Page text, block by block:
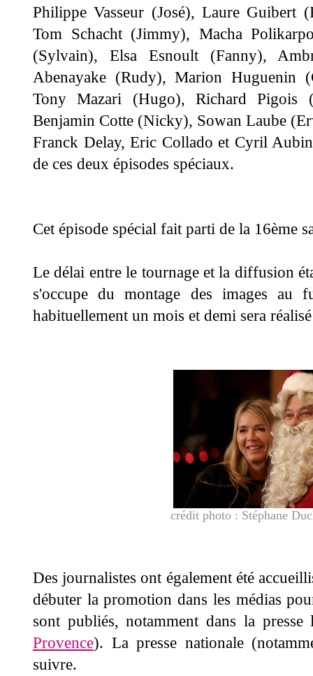
Philippe Vasseur (José), Laure Guibert
Tom Schacht (Jimmy), Macha
(Sylvain), Elsa Esnoult (Fanny),
Abenayake (Rudy), Marion Huguenin
Tony Mazari (Hugo), Richard Pigois
Benjamin Cotte (Nicky), Sowan Laube
Franck Delay, Eric Collado et Cyril
de ces deux épisodes spéciaux.
Cet épisode spécial fait parti de la 16ème
Le délai entre le tournage et la diffusion
s'occupe du montage des images
habituellement un mois et demi sera
crédit photo : Stéphane
Des journalistes ont également été
débuter la promotion dans les médias
sont publiés, notamment dans la
Provence). La presse nationale
suivre.